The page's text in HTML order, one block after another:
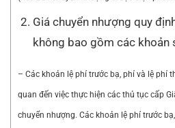
Giá chuyển nhượng quy
không bao gồm các khoản
– Các khoản lệ phí trước bạ, phí và lệ phí
quan đến việc thực hiện các thủ tục cấp
chuyển nhượng. Các khoản lệ phí trước